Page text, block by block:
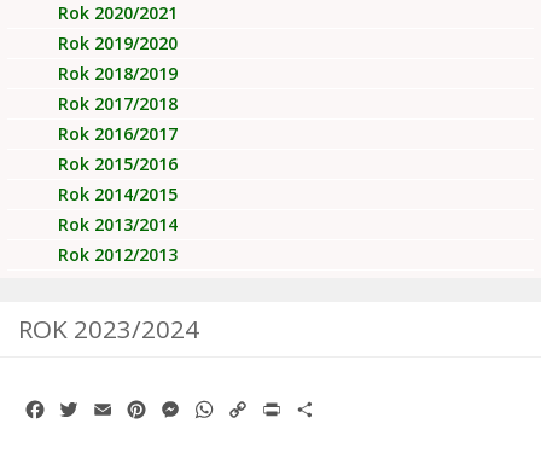
ROK 2023/2024
FacebookTwitterEmail PinterestMessenger
WhatsApp
Copy
Print
Rok 2020/2021
Rok 2019/2020
Rok 2018/2019
Rok 2017/2018
Rok 2016/2017
Rok 2015/2016
Rok 2014/2015
Rok 2013/2014
Rok 2012/2013